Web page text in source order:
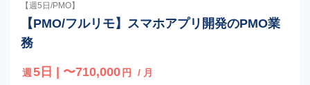
【週5日/PMO】
【PMO/フルリモ】スマホアプリ開発のPMO業
務
週 5日 | 〜710,000 円 / 月